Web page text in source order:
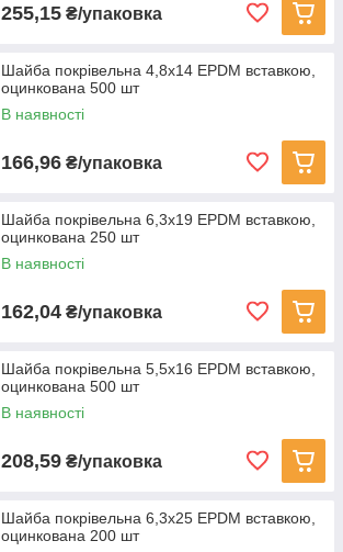
255,15 ₴/упаковка
Шайба покрівельна 4,8x14 EPDM вставкою,
оцинкована 500 шт
В наявності
166,96 ₴/упаковка
Шайба покрівельна 6,3x19 EPDM вставкою,
оцинкована 250 шт
В наявності
162,04 ₴/упаковка
Шайба покрівельна 5,5x16 EPDM вставкою,
оцинкована 500 шт
В наявності
208,59 ₴/упаковка
Шайба покрівельна 6,3x25 EPDM вставкою,
оцинкована 200 шт